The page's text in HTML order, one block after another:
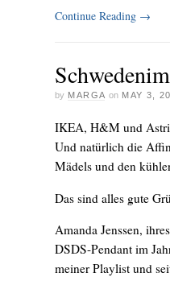
Continue Reading →
by MARGA on MAY 3,
IKEA, H&M und
Und natürlich die
Mädels und den
Das sind alles gute
Amanda Jenssen,
DSDS-Pendant im
meiner Playlist und